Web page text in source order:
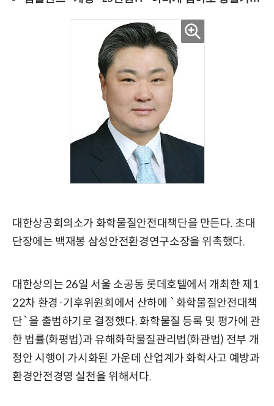
대한상공회의소가 화학물질안전대책단을 만든다. 초대
단장에는 백재봉 삼성안전환경연구소장을 위촉했다.
대한상의는 26일 서울 소공동 롯데호텔에서 개최한 제1
22차 환경·기후위원회에서 산하에 `화학물질안전대책
단`을 출범하기로 결정했다. 화학물질 등록 및 평가에 관
한 법률(화평법)과 유해화학물질관리법(화관법) 전부 개
정안 시행이 가시화된 가운데 산업계가 화학사고 예방과
환경안전경영 실천을 위해서다.